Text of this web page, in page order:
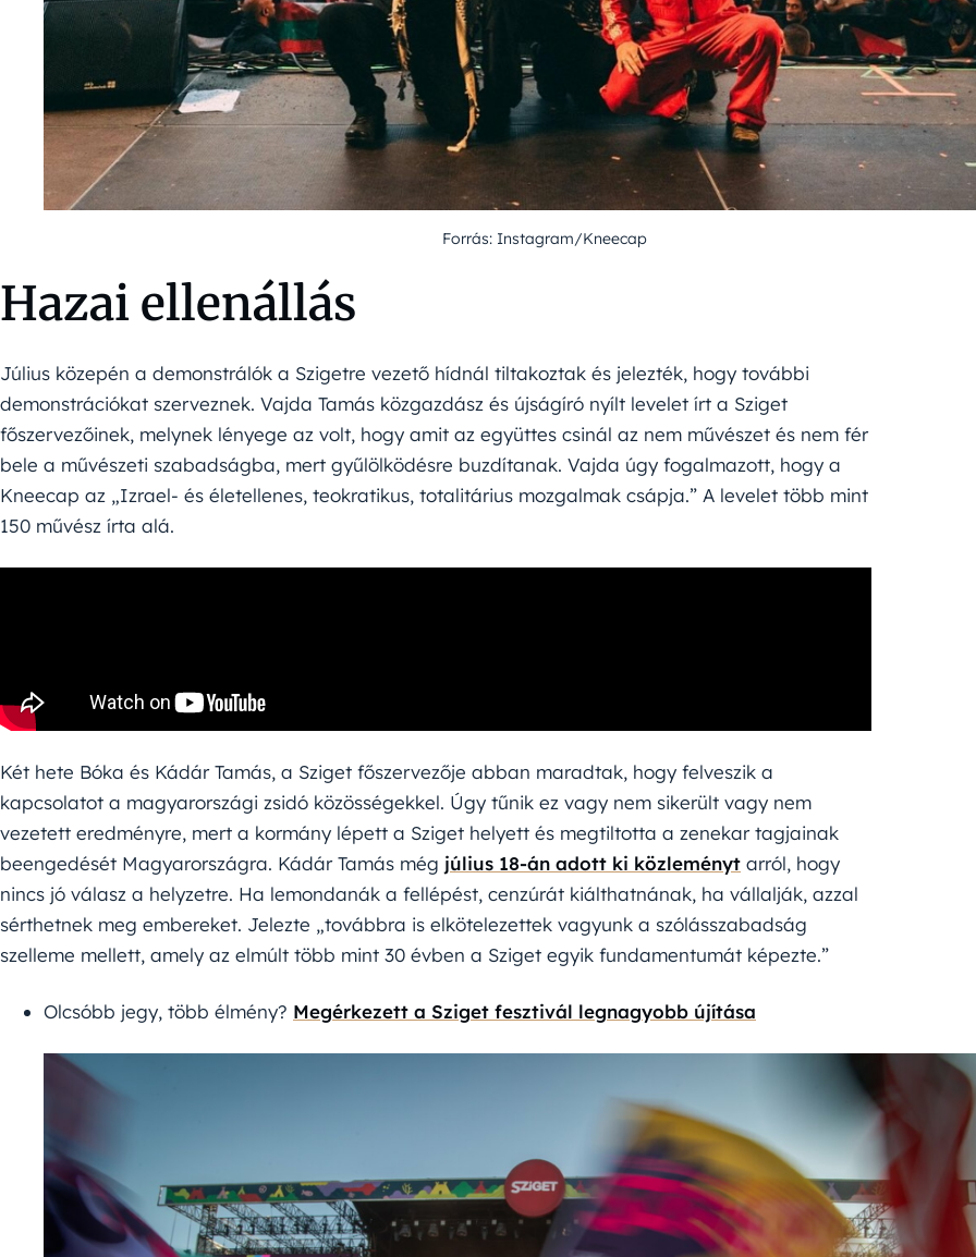
Forrás: Instagram/Kneecap
Hazai ellenállás
Július közepén a demonstrálók a Szigetre vezető hídnál tiltakoztak és jelezték, hogy további
demonstrációkat szerveznek. Vajda Tamás közgazdász és újságíró nyílt levelet írt a Sziget
főszervezőinek, melynek lényege az volt, hogy amit az együttes csinál az nem művészet és nem fér
bele a művészeti szabadságba, mert gyűlölködésre buzdítanak. Vajda úgy fogalmazott, hogy a
Kneecap az „Izrael- és életellenes, teokratikus, totalitárius mozgalmak csápja.” A levelet több mint
150 művész írta alá.
Két hete Bóka és Kádár Tamás, a Sziget főszervezője abban maradtak, hogy felveszik a
kapcsolatot a magyarországi zsidó közösségekkel. Úgy tűnik ez vagy nem sikerült vagy nem
vezetett eredményre, mert a kormány lépett a Sziget helyett és megtiltotta a zenekar tagjainak
beengedését Magyarországra. Kádár Tamás még július 18-án adott ki közleményt arról, hogy
nincs jó válasz a helyzetre. Ha lemondanák a fellépést, cenzúrát kiálthatnának, ha vállalják, azzal
sérthetnek meg embereket. Jelezte „továbbra is elkötelezettek vagyunk a szólásszabadság
szelleme mellett, amely az elmúlt több mint 30 évben a Sziget egyik fundamentumát képezte.”
Olcsóbb jegy, több élmény? Megérkezett a Sziget fesztivál legnagyobb újítása